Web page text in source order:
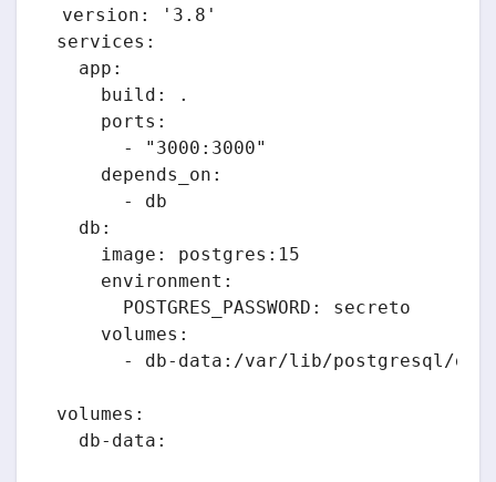
version: '3.8'
services:
  app:
    build: .
    ports:
      - "3000:3000"
    depends_on:
      - db
  db:
    image: postgres:15
    environment:
      POSTGRES_PASSWORD: secreto
    volumes:
- db-data:/var/lib/postgresql/
volumes: